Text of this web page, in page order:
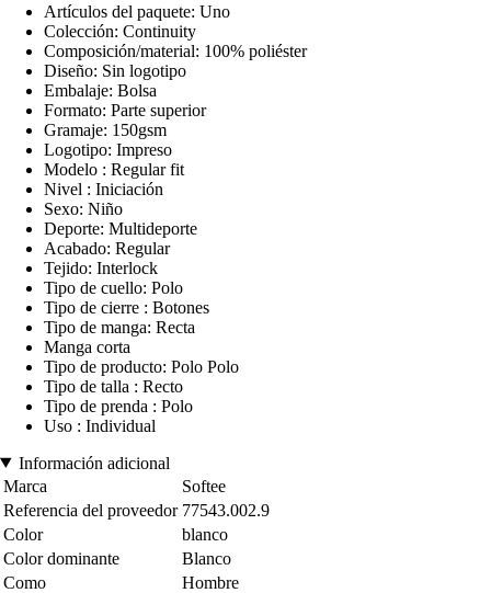
Artículos del paquete: Uno
Colección: Continuity
Composición/material: 100% poliéster
Diseño: Sin logotipo
Embalaje: Bolsa
Formato: Parte superior
Gramaje: 150gsm
Logotipo: Impreso
Modelo : Regular fit
Nivel : Iniciación
Sexo: Niño
Deporte: Multideporte
Acabado: Regular
Tejido: Interlock
Tipo de cuello: Polo
Tipo de cierre : Botones
Tipo de manga: Recta
Manga corta
Tipo de producto: Polo Polo
Tipo de talla : Recto
Tipo de prenda : Polo
Uso : Individual
Información adicional
Marca
Softee
Referencia del proveedor 77543.002.9
Color
blanco
Color dominante
Blanco
Como
Hombre